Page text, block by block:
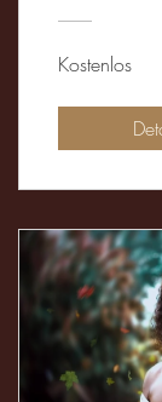
Kostenlos